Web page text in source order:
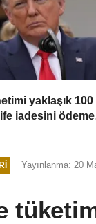
yaklaşık
iadesini ödeme
Yayınlanma: 20